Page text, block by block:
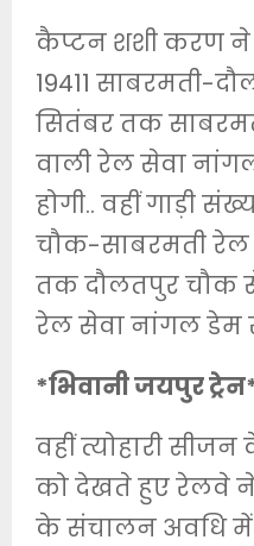
कैप्टन शशी करण ने
19411 साबरमती-
सितंबर तक
वाली रेल सेवा
होगी.. वहीं गाड़ी
चौक-साबरमती रेल
तक दौलतपुर चौक
रेल सेवा नांगल डेम
*भिवानी जयपुर
वहीं त्योहारी
को देखते हुए रेलवे ने
के संचालन अवधि में